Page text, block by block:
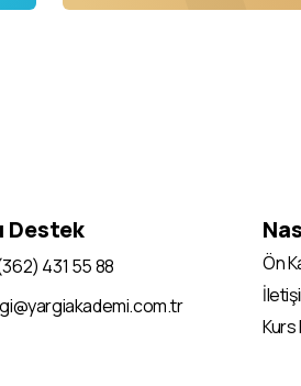
Destek
431 55 88
Ön
Kurs